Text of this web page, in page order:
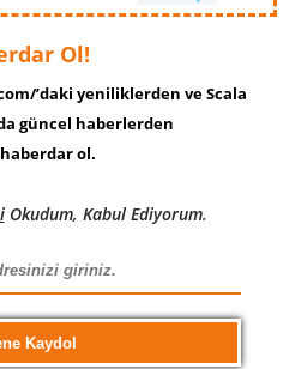
Ol!
’daki yeniliklerden ve Scala
güncel haberlerden
ol.
Okudum, Kabul Ediyorum.